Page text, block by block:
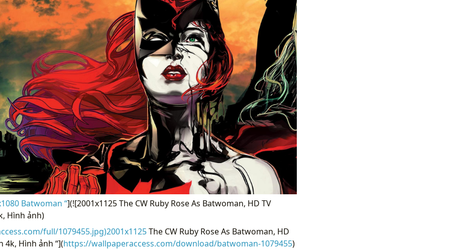
Batwoman “](![2001x1125 The CW Ruby Rose As Batwoman, HD TV
Hình ảnh)
full/1079455.jpg)2001x1125The CW Ruby Rose As Batwoman, HD
4k, Hình ảnh “](https://wallpaperaccess.com/download/batwoman-1079455)